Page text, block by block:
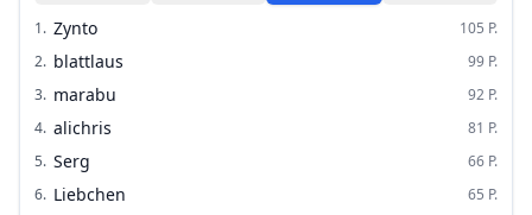
1. Zynto 105 P.
2. blattlaus 99 P.
3. marabu 92 P.
4. alichris 81 P.
5. Serg 66 P.
6. Liebchen 65 P.